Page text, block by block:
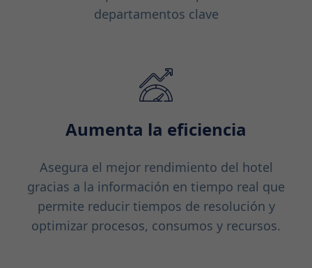
departamentos clave
Aumenta la eficiencia
Asegura el mejor rendimiento del hotel
gracias a la información en tiempo real que
permite reducir tiempos de resolución y
optimizar procesos, consumos y recursos.